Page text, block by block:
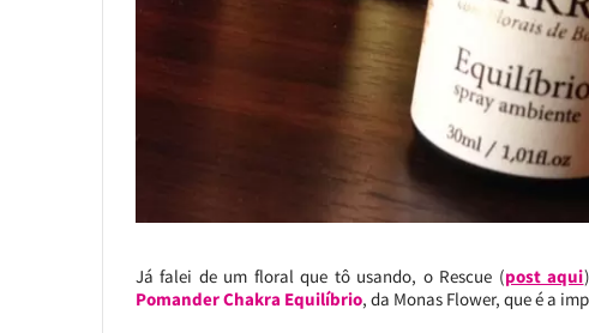
Já falei de um floral que tô usando, o Rescue (post aqui
Pomander Chakra Equilíbrio, da Monas Flower, que é a